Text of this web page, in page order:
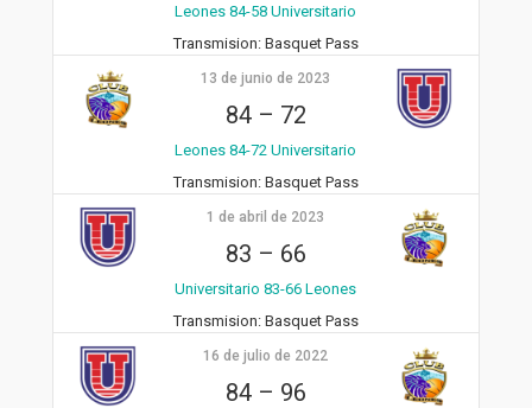
Leones 84-58 Universitario
Transmision:Basquet Pass
13 de junio de 2023
84– 72
Leones 84-72 Universitario
Transmision:Basquet Pass
1 de abril de 2023
83 – 66
Universitario 83-66 Leones
Transmision:Basquet Pass
16 de julio de 2022
84– 96